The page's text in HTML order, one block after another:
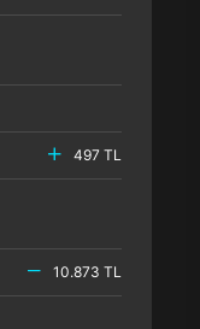
497 TL
10.873 TL